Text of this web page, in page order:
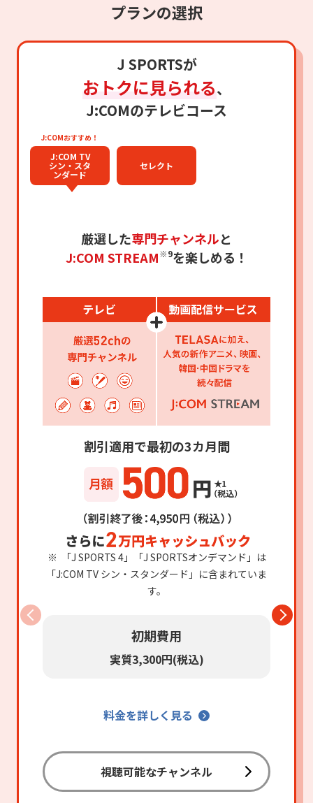
プランの選択
J SPORTSが
おトクに見られる、
J:COMのテレビコース
J:COMおすすめ！
J:COM TV
シン・スタ
ンダード
セレクト
厳選した専門チャンネルと
J:COM STREAM※9を楽しめる！
割引適用で最初の3カ月間
「J SPORTS 4」「J SPORTSオンデマンド」は
「J:COM TV シン・スタンダード」に含まれていま
す。
初期費用
実質3,300円(税込)
料金を詳しく見る
視聴可能なチャンネル